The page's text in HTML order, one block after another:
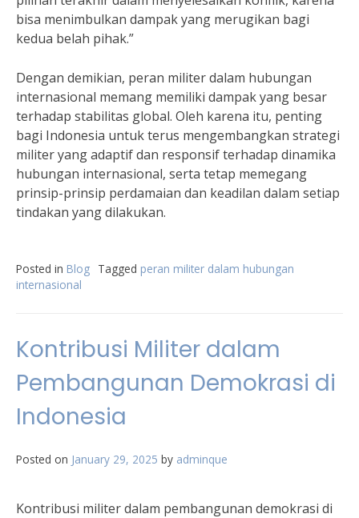
bisa menimbulkan dampak yang merugikan bagi
kedua belah pihak.”
Dengan demikian, peran militer dalam hubungan
internasional memang memiliki dampak yang besar
terhadap stabilitas global. Oleh karena itu, penting
bagi Indonesia untuk terus mengembangkan strategi
militer yang adaptif dan responsif terhadap dinamika
hubungan internasional, serta tetap memegang
prinsip-prinsip perdamaian dan keadilan dalam setiap
tindakan yang dilakukan.
Posted in Blog Tagged peran militer dalam hubungan
internasional
Kontribusi Militer dalam
Pembangunan Demokrasi di
Indonesia
Posted on January 29, 2025 by adminque
Kontribusi militer dalam pembangunan demokrasi di